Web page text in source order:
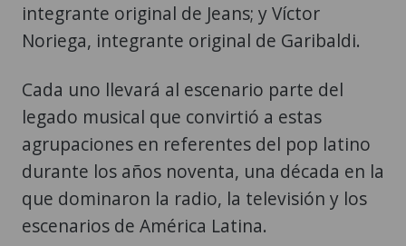
integrante original de Jeans; y Víctor
Noriega, integrante original de Garibaldi.
Cada uno llevará al escenario parte del
legado musical que convirtió a estas
agrupaciones en referentes del pop latino
durante los años noventa, una década en la
que dominaron la radio, la televisión y los
escenarios de América Latina.